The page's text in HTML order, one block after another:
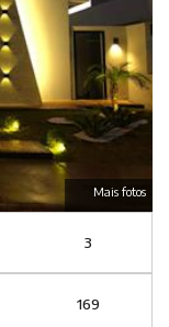
Mais fotos
3
169